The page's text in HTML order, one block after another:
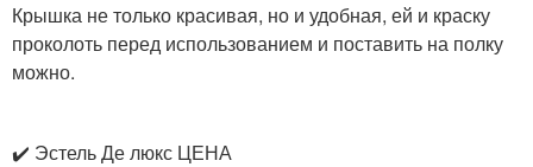
Крышка не только красивая, но и удобная, ей и краску
проколоть перед использованием и поставить на полку
можно.
✔️ Эстель Де люкс ЦЕНА